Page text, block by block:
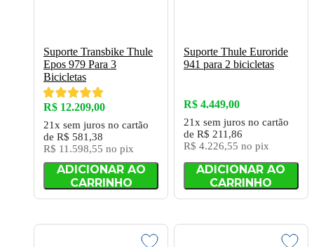
Suporte Transbike Thule
Epos 979 Para 3
Bicicletas
R$ 12.209,00
21x sem juros no cartão
de R$ 581,38
R$ 11.598,55 no pix
ADICIONAR AO
CARRINHO
Suporte Thule Euroride
941 para 2 bicicletas
R$ 4.449,00
21x sem juros no cartão
de R$ 211,86
R$ 4.226,55 no pix
ADICIONAR AO
CARRINHO